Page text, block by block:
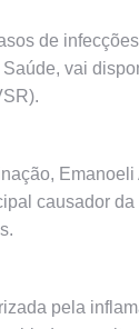
de
vai
causador
pela